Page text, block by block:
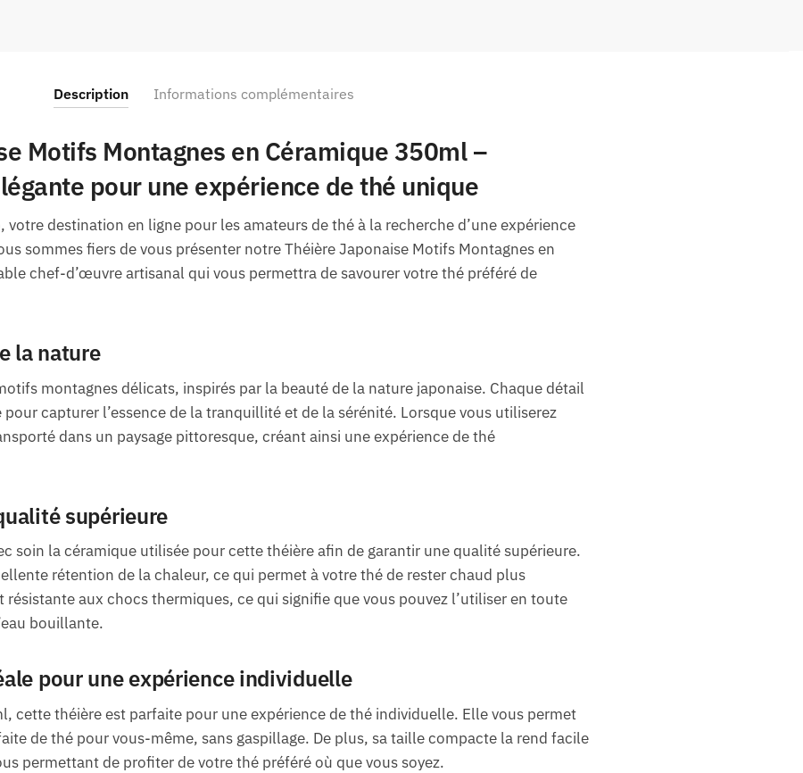
Description Informations complémentaires
Motifs Montagnes en Céramique 350ml –
pour une expérience de thé unique
votre destination en ligne pour les amateurs de thé à la recherche d’une expérience
sommes fiers de vous présenter notre Théière Japonaise Motifs Montagnes en
chef-d’œuvre artisanal qui vous permettra de savourer votre thé préféré de
la nature
montagnes délicats, inspirés par la beauté de la nature japonaise. Chaque détail
capturer l’essence de la tranquillité et de la sérénité. Lorsque vous utiliserez
dans un paysage pittoresque, créant ainsi une expérience de thé
supérieure
soin la céramique utilisée pour cette théière afin de garantir une qualité supérieure.
rétention de la chaleur, ce qui permet à votre thé de rester chaud plus
résistante aux chocs thermiques, ce qui signifie que vous pouvez l’utiliser en toute
bouillante.
pour une expérience individuelle
cette théière est parfaite pour une expérience de thé individuelle. Elle vous permet
de thé pour vous-même, sans gaspillage. De plus, sa taille compacte la rend facile
permettant de profiter de votre thé préféré où que vous soyez.